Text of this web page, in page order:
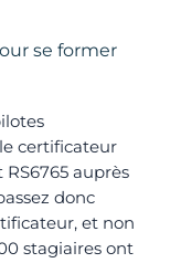
se former
certificateur
auprès
donc
et non
stagiaires ont